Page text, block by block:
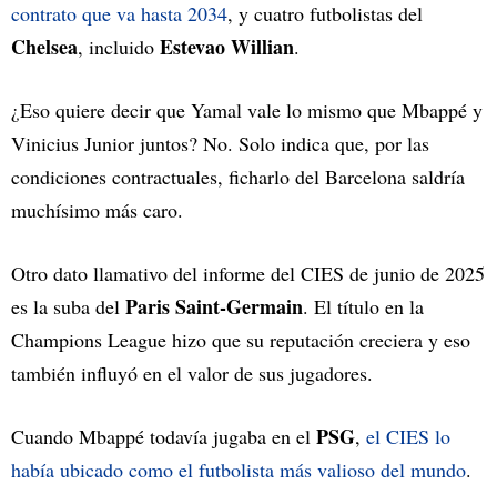
contrato que va hasta 2034, y cuatro futbolistas del
Chelsea, incluido Estevao Willian.
¿Eso quiere decir que Yamal vale lo mismo que Mbappé y
Vinicius Junior juntos? No. Solo indica que, por las
condiciones contractuales, ficharlo del Barcelona saldría
muchísimo más caro.
Otro dato llamativo del informe del CIES de junio de 2025
es la suba del Paris Saint-Germain. El título en la
Champions League hizo que su reputación creciera y eso
también influyó en el valor de sus jugadores.
Cuando Mbappé todavía jugaba en el PSG, el CIES lo
había ubicado como el futbolista más valioso del mundo.